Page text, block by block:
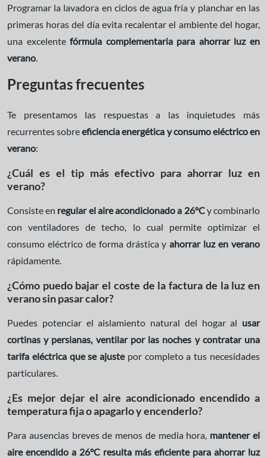
Programar la lavadora en ciclos de agua fría y planchar en las
primeras horas del día evita recalentar el ambiente del hogar,
una excelentefórmula complementaria para ahorrar luz en
verano.
Preguntas frecuentes
Te presentamos las respuestas a las inquietudes más
recurrentes sobreeficiencia energética y consumo eléctrico en
verano:
¿Cuál es el tip más efectivo para ahorrar luz en
verano?
Consiste en regular el aire acondicionado a 26°Cy combinarlo
con ventiladores de techo, lo cual permite optimizar el
consumo eléctrico de forma drástica yahorrar luz en verano
rápidamente.
¿Cómo puedo bajar el coste de la factura de la luz en
verano sin pasar calor?
Puedes potenciar el aislamiento natural del hogar al usar
cortinas y persianas, ventilar por las noches y contratar una
tarifa eléctrica que se ajustepor completo a tus necesidades
particulares.
¿Es mejor dejar el aire acondicionado encendido a
temperatura fija o apagarlo y encenderlo?
Para ausencias breves de menos de media hora, mantener el
aire encendido a 26°C resulta más eficiente para ahorrar luz